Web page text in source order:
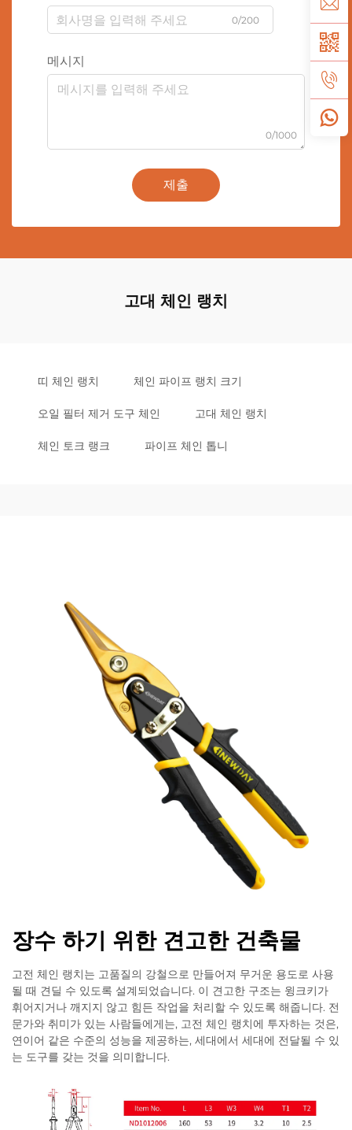
0/200
메시지
0/1000
제출
고대 체인 랭치
띠 체인 랭치 체인 파이프 랭치 크기
오일 필터 제거 도구 체인 고대 체인 랭치
체인 토크 랭크 파이프 체인 톱니
장수 하기 위한 견고한 건축물
고전 체인 랭치는 고품질의 강철으로 만들어져 무거운 용도로 사용
될 때 견딜 수 있도록 설계되었습니다. 이 견고한 구조는 윙크키가
휘어지거나 깨지지 않고 힘든 작업을 처리할 수 있도록 해줍니다. 전
문가와 취미가 있는 사람들에게는, 고전 체인 랭치에 투자하는 것은,
연이어 같은 수준의 성능을 제공하는, 세대에서 세대에 전달될 수 있
는 도구를 갖는 것을 의미합니다.